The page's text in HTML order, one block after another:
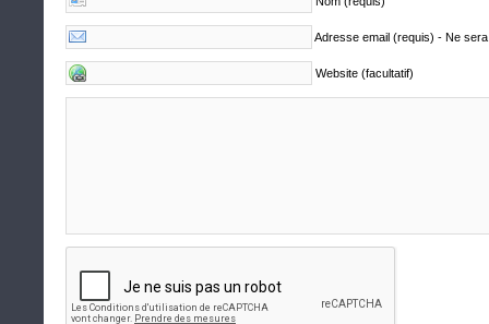
Adresse email (requis) - Ne
Website (facultatif)